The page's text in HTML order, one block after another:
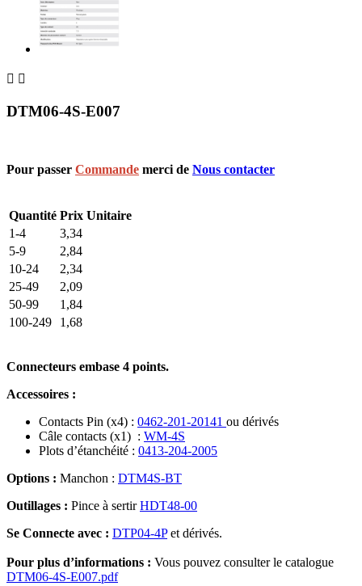
 
DTM06-4S-E007
Pour passer Commande merci de Nous contacter
Quantité Prix Unitaire
1-4
3,34
5-9
2,84
10-24
2,34
25-49
2,09
50-99
1,84
100-249
1,68
Connecteurs embase 4 points.
Accessoires :
Contacts Pin (x4) : 0462-201-20141 ou dérivés
Câle contacts (x1) : WM-4S
Plots d’étanchéité : 0413-204-2005
Options : Manchon : DTM4S-BT
Outillages : Pince à sertirHDT48-00
Se Connecte avec : DTP04-4Pet dérivés.
Pour plus d’informations : Vous pouvez consulter le catalogue
DTM06-4S-E007.pdf